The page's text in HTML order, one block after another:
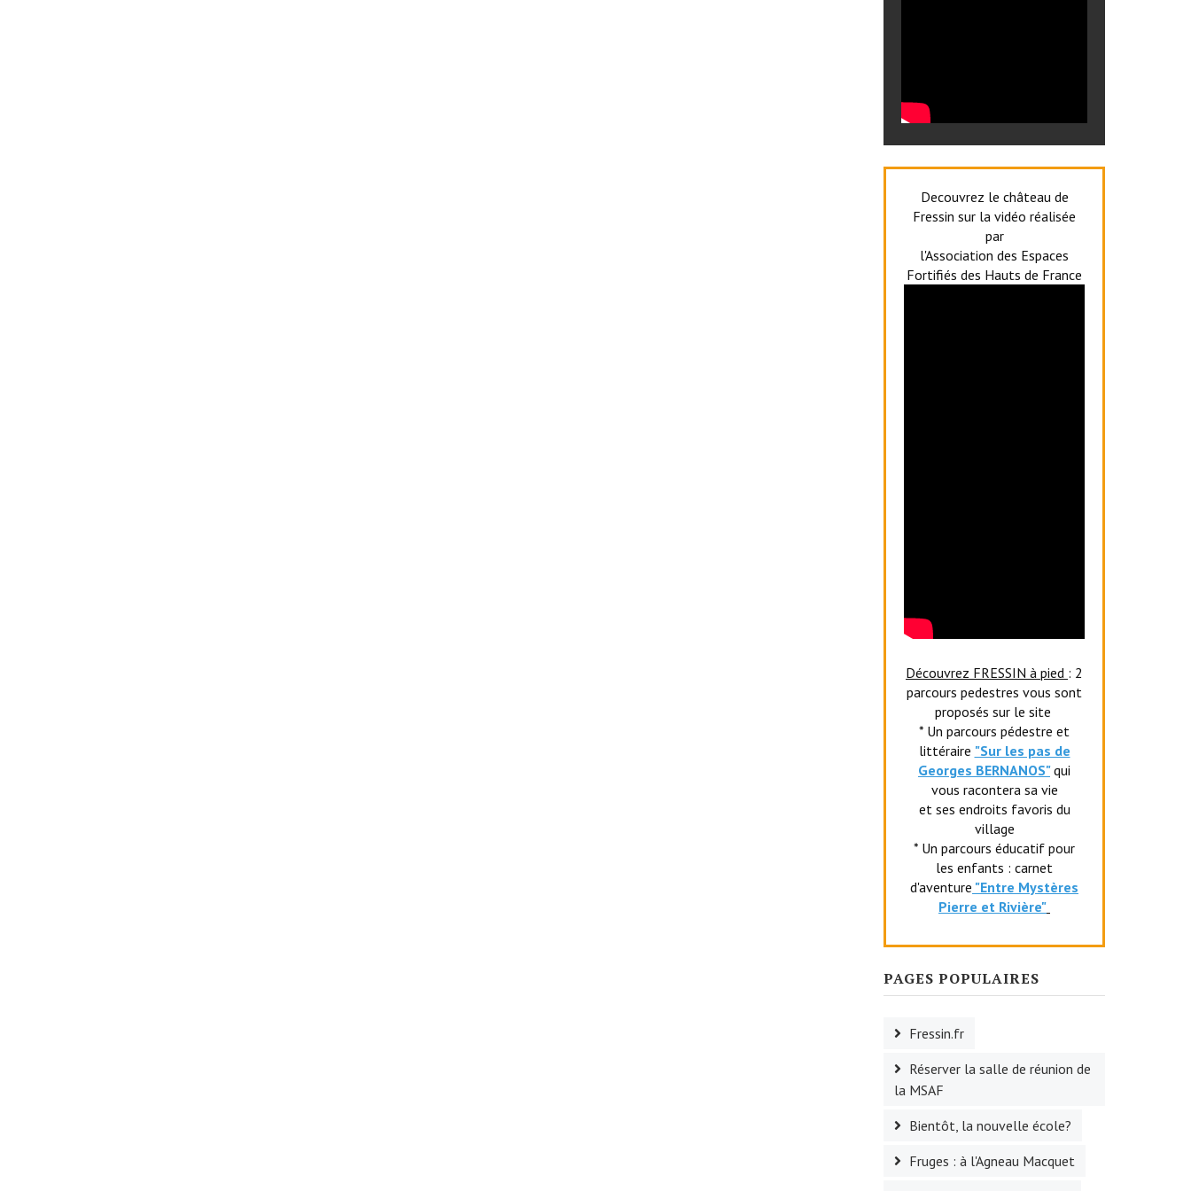
Decouvrez le château de
Fressin sur la vidéo réalisée
par
l'Association des Espaces
Fortifiés des Hauts de France
Découvrez FRESSIN à pied : 2
parcours pedestres vous sont
proposés sur le site
* Un parcours pédestre et
littéraire "Sur les pas de
Georges BERNANOS" qui
vous racontera sa vie
et ses endroits favoris du
village
* Un parcours éducatif pour
les enfants : carnet
d'aventure "Entre Mystères
Pierre et Rivière"
PAGES POPULAIRES
Fressin.fr
Réserver la salle de réunion de
la MSAF
Bientôt, la nouvelle école?
Fruges : à l'Agneau Macquet